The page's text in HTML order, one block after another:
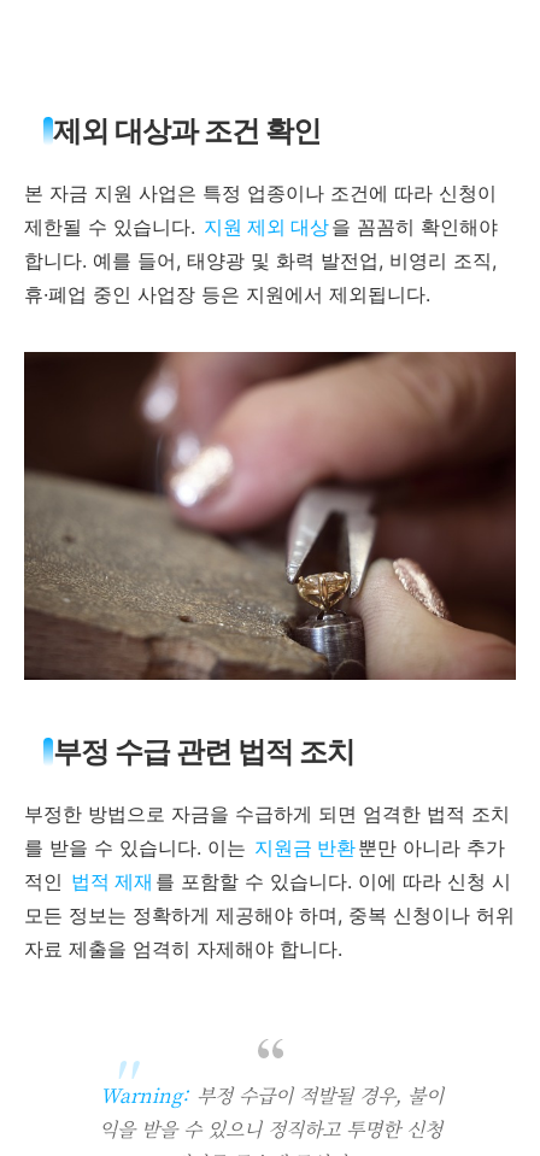
제외 대상과 조건 확인
본 자금 지원 사업은 특정 업종이나 조건에 따라 신청이
제한될 수 있습니다. 지원 제외 대상을 꼼꼼히 확인해야
합니다. 예를 들어, 태양광 및 화력 발전업, 비영리 조직,
휴·폐업 중인 사업장 등은 지원에서 제외됩니다.
부정 수급 관련 법적 조치
부정한 방법으로 자금을 수급하게 되면 엄격한 법적 조치
를 받을 수 있습니다. 이는 지원금 반환뿐만 아니라 추가
적인 법적 제재 를 포함할 수 있습니다. 이에 따라 신청 시
모든 정보는 정확하게 제공해야 하며, 중복 신청이나 허위
자료 제출을 엄격히 자제해야 합니다.
Warning: 부정 수급이 적발될 경우, 불이
익을 받을 수 있으니 정직하고 투명한 신청